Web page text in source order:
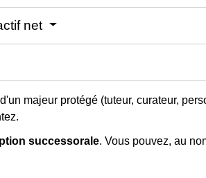
net
majeur protégé (tuteur, curateur,
successorale. Vous pouvez, au